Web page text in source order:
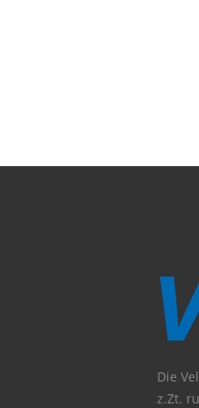
Die
z.Zt.